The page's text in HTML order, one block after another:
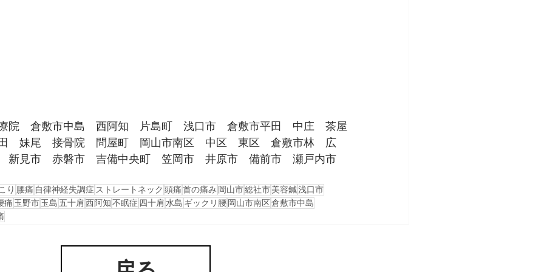
院　倉敷市中島　西阿知　片島町　浅口市　倉敷市平田　中庄　茶屋
　妹尾　接骨院　問屋町　岡山市南区　中区　東区　倉敷市林　広
新見市　赤磐市　吉備中央町　笠岡市　井原市　備前市　瀬戸内市
り 腰痛 自律神経失調症 ストレートネック 頭痛首の痛み 岡山市総社市美容鍼浅口市
痛 玉野市玉島 五十肩西阿知不眠症 四十肩 水島 ギックリ腰 岡山市南区倉敷市中島